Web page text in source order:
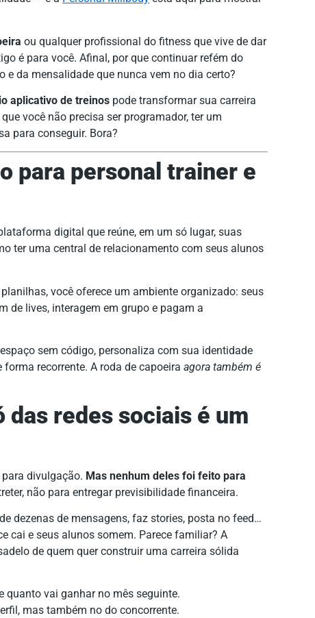
ou qualquer profissional do fitness que vive de dar
é para você. Afinal, por que continuar refém do
da mensalidade que nunca vem no dia certo?
aplicativo de treinos pode transformar sua carreira
você não precisa ser programador, ter um
para conseguir. Bora?
para personal trainer e
digital que reúne, em um só lugar, suas
ter uma central de relacionamento com seus alunos
você oferece um ambiente organizado: seus
de lives, interagem em grupo e pagam a
sem código, personaliza com sua identidade
recorrente. A roda de capoeira agora também é
das redes sociais é um
divulgação. Mas nenhum deles foi feito para
não para entregar previsibilidade financeira.
dezenas de mensagens, faz stories, posta no feed…
cai e seus alunos somem. Parece familiar? A
de quem quer construir uma carreira sólida
quanto vai ganhar no mês seguinte.
mas também no do concorrente.